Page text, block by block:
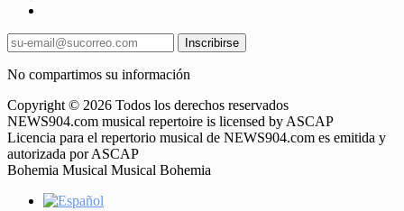
Inscribirse
No compartimos su información
Copyright © 2026 Todos los derechos reservados
NEWS904.com musical repertoire is licensed by ASCAP
Licencia para el repertorio musical de NEWS904.com es emitida y
autorizada por ASCAP
Bohemia Musical Musical Bohemia